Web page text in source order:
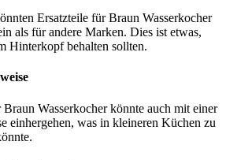
Ersatzteile für Braun Wasserkocher
als für andere Marken. Dies ist etwas,
Hinterkopf behalten sollten.
Wasserkocher könnte auch mit einer
einhergehen, was in kleineren Küchen zu